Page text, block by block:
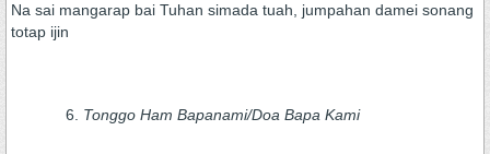
Na sai mangarap bai Tuhan simada tuah, jumpahan damei sonang
totap ijin
Tonggo Ham Bapanami/Doa Bapa Kami